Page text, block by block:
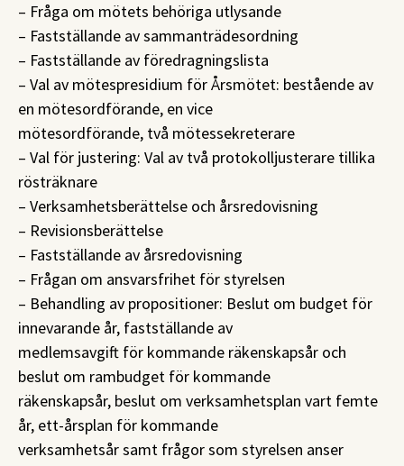
– Fråga om mötets behöriga utlysande
– Fastställande av sammanträdesordning
– Fastställande av föredragningslista
– Val av mötespresidium för Årsmötet: bestående av
en mötesordförande, en vice
mötesordförande, två mötessekreterare
– Val för justering: Val av två protokolljusterare tillika
rösträknare
– Verksamhetsberättelse och årsredovisning
– Revisionsberättelse
– Fastställande av årsredovisning
– Frågan om ansvarsfrihet för styrelsen
– Behandling av propositioner: Beslut om budget för
innevarande år, fastställande av
medlemsavgift för kommande räkenskapsår och
beslut om rambudget för kommande
räkenskapsår, beslut om verksamhetsplan vart femte
år, ett-årsplan för kommande
verksamhetsår samt frågor som styrelsen anser